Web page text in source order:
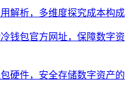
解析，多维度探究成本构成
钱包官方网址，保障数字资
硬件，安全存储数字资产的